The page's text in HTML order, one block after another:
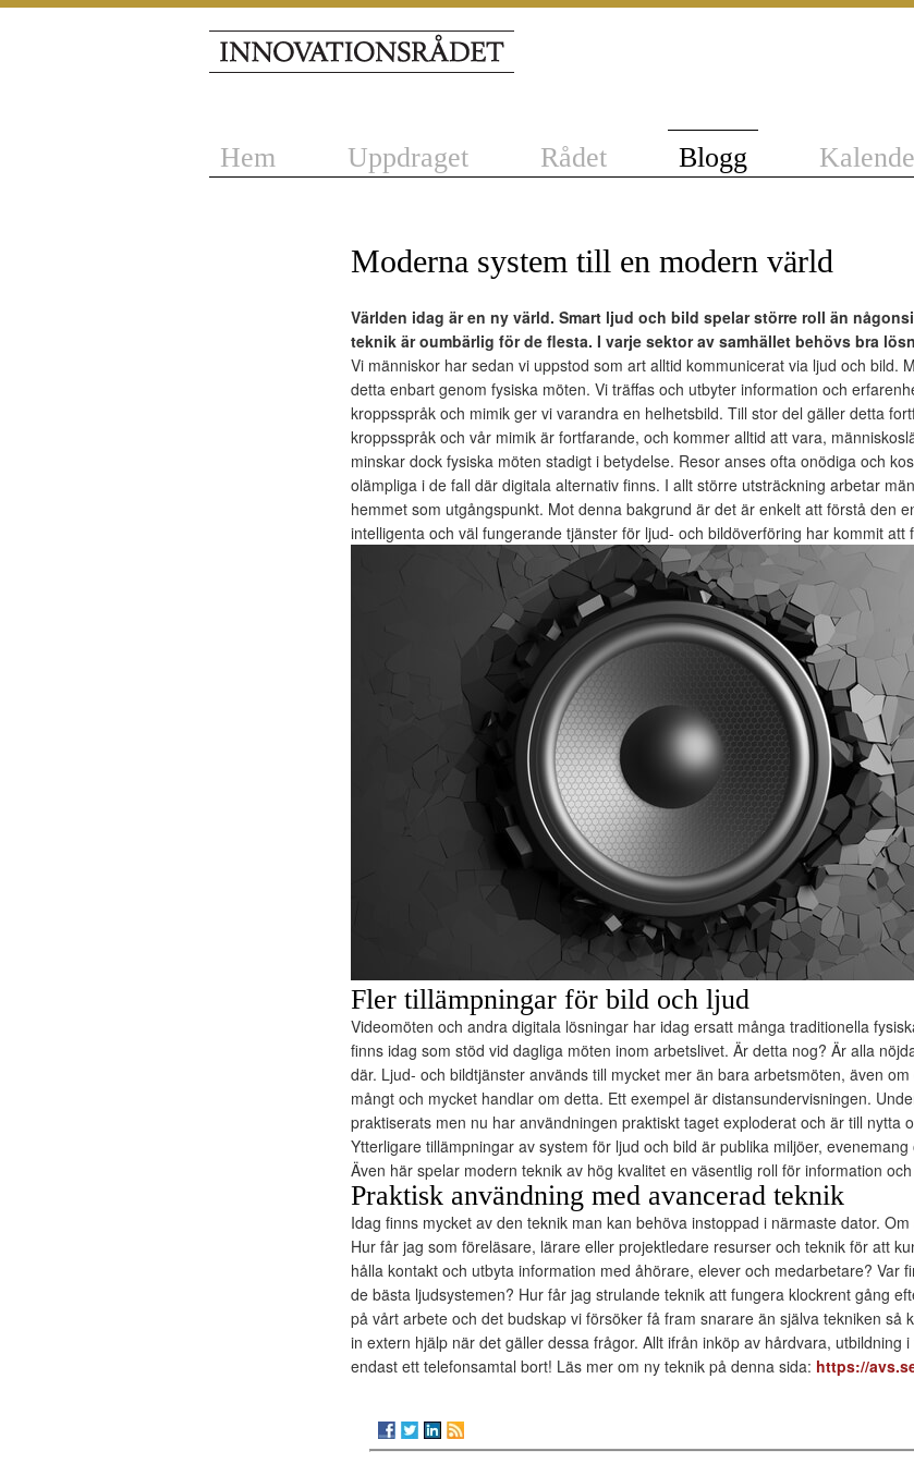
Hem Uppdraget Rådet Blogg
Moderna system till en modern värld
Världen idag är en ny värld. Smart ljud och bild spelar större roll än
teknik är oumbärlig för de flesta. I varje sektor av samhället behövs bra
Vi människor har sedan vi uppstod som art alltid kommunicerat via ljud och bild.
detta enbart genom fysiska möten. Vi träffas och utbyter information och
kroppsspråk och mimik ger vi varandra en helhetsbild. Till stor del gäller detta
kroppsspråk och vår mimik är fortfarande, och kommer alltid att vara,
minskar dock fysiska möten stadigt i betydelse. Resor anses ofta onödiga och
olämpliga i de fall där digitala alternativ finns. I allt större utsträckning arbetar
hemmet som utgångspunkt. Mot denna bakgrund är det är enkelt att förstå den
intelligenta och väl fungerande tjänster för ljud- och bildöverföring har kommit att
Fler tillämpningar för bild och ljud
Videomöten och andra digitala lösningar har idag ersatt många traditionella
finns idag som stöd vid dagliga möten inom arbetslivet. Är detta nog? Är alla
där. Ljud- och bildtjänster används till mycket mer än bara arbetsmöten, även
mångt och mycket handlar om detta. Ett exempel är distansundervisningen.
praktiserats men nu har användningen praktiskt taget exploderat och är till nytta
Ytterligare tillämpningar av system för ljud och bild är publika miljöer,
Även här spelar modern teknik av hög kvalitet en väsentlig roll för information
Praktisk användning med avancerad teknik
Idag finns mycket av den teknik man kan behöva instoppad i närmaste dator.
Hur får jag som föreläsare, lärare eller projektledare resurser och teknik för att
hålla kontakt och utbyta information med åhörare, elever och medarbetare? Var
de bästa ljudsystemen? Hur får jag strulande teknik att fungera klockrent gång
på vårt arbete och det budskap vi försöker få fram snarare än själva tekniken så
in extern hjälp när det gäller dessa frågor. Allt ifrån inköp av hårdvara, utbildning
endast ett telefonsamtal bort! Läs mer om ny teknik på denna sida: https://